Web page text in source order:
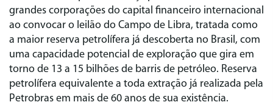
grandes corporações do capital financeiro internacional
ao convocar o leilão do Campo de Libra, tratada como
a maior reserva petrolífera já descoberta no Brasil, com
uma capacidade potencial de exploração que gira em
torno de 13 a 15 bilhões de barris de petróleo. Reserva
petrolífera equivalente a toda extração já realizada pela
Petrobras em mais de 60 anos de sua existência.